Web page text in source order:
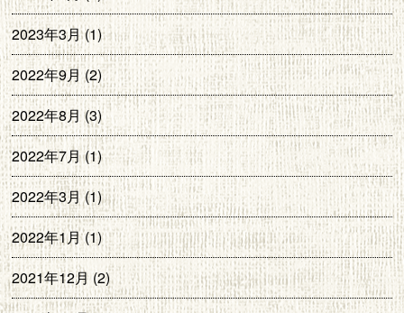
2023年3月(1)
2022年9月(2)
2022年8月(3)
2022年7月(1)
2022年3月(1)
2022年1月(1)
2021年12月 (2)